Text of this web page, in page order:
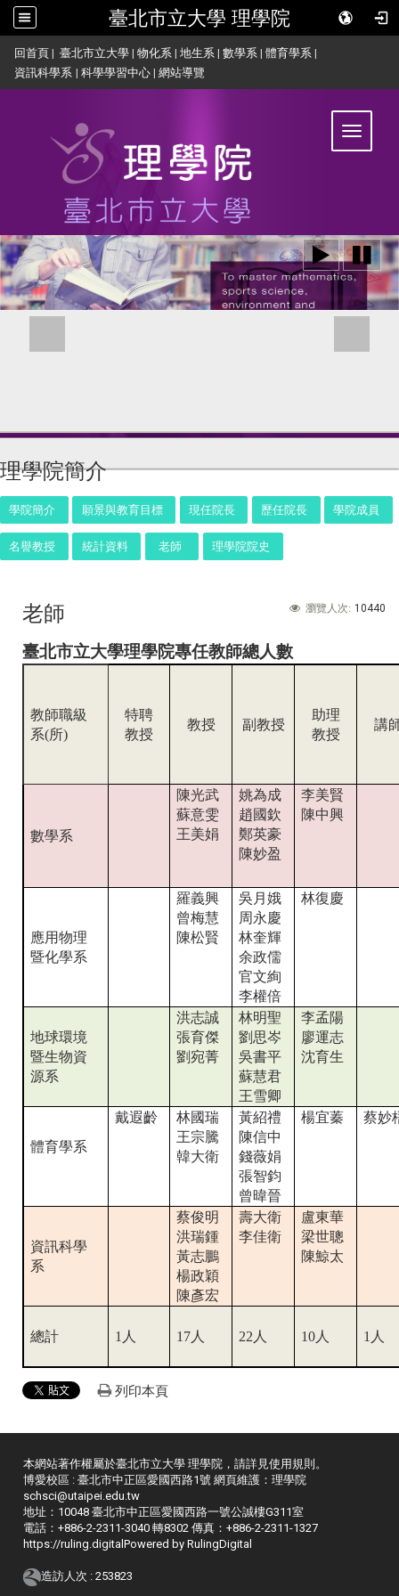
臺北市立大學 理學院
回首頁 | 臺北市立大學 | 物化系 | 地生系 | 數學系 | 體育學系 |
資訊科學系 | 科學學習中心 | 網站導覽
Toggle
理學院簡介
學院簡介 願景與教育目標 現任院長 歷任院長 學院成員
名譽教授 統計資料 老師 理學院院史
瀏覽人次: 10440
老師
臺北市立大學理學院專任教師總人數
教師職級
系(所)
特聘
教授
教授 副教授
助理
教授
講
數學系
陳光武
蘇意雯
王美娟
姚為成
趙國欽
鄭英豪
陳妙盈
李美賢
陳中興
應用物理
暨化學系
羅義興
曾梅慧
陳松賢
吳月娥
周永慶
林奎輝
余政儒
官文絢
李權倍
林復慶
地球環境
暨生物資
源系
洪志誠
張育傑
劉宛菁
林明聖
劉思岑
吳書平
蘇慧君
王雪卿
李孟陽
廖運志
沈育生
體育學系
戴遐齡
林國瑞
王宗騰
韓大衛
黃紹禮
陳信中
錢薇娟
張智鈞
曾暐晉
楊宜蓁 蔡妙
資訊科學
系
蔡俊明
洪瑞鍾
黃志鵬
楊政穎
陳彥宏
壽大衛
李佳衛
盧東華
梁世聰
陳鯨太
總計 1人 17人 22人 10人 1人
列印本頁
本網站著作權屬於臺北市立大學 理學院，請詳見 使用規則 。
博愛校區 : 臺北市中正區愛國西路1號 網頁維護：理學院
schsci@utaipei.edu.tw
地址：10048 臺北市中正區愛國西路一號公誠樓G311室
電話：+886-2-2311-3040 轉8302 傳真：+886-2-2311-1327
https://ruling.digital Powered by RulingDigital
造訪人次 : 253823